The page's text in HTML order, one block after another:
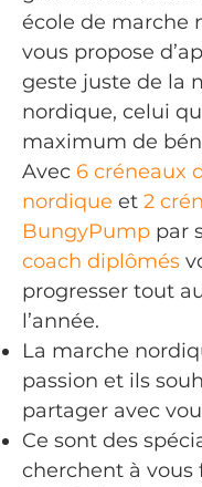
école de marche
vous propose
geste juste de la
nordique, celui
maximum de
Avec 6 créneaux
nordique et 2
BungyPump par
coach diplômés
progresser tout
l’année.
La marche
passion et ils
partager avec
Ce sont des
cherchent à vous